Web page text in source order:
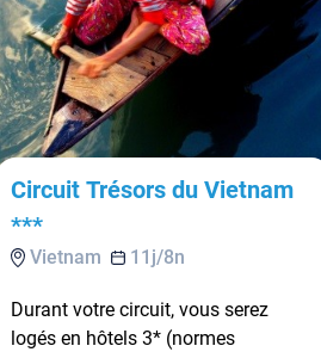
Circuit Trésors du Vietnam
***
Vietnam 11 j/8n
Durant votre circuit, vous serez
logés en hôtels 3* (normes